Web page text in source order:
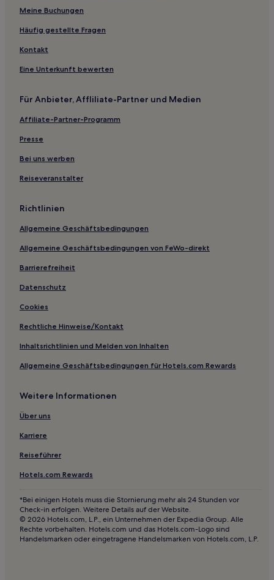
Kalanistra Hotels
Thomaiika Hotels
Kouloúra Hotels
Khalkiánika Hotels
Alestaina Hotels
Panousaiika Hotels
Katholiko Hotels
Voútsimos Hotels
Lakka Hotels
Mintilogli Hotels
Astras Hotels
Veskoukaika Hotels
Áno Zakhloroú Hotels
Kounelaiika Hotels
Bouka Hotels
Hotels nahe Bienenmuseum
Thea Hotels
Patras Hotels
Oasis Hotels
Porovitsa Hotels
Áyios Pandeleḯmon Hotels
Vetaiika Hotels
Kamenianoi Hotels
Aroanía Hotels
Hotels nahe Kloster Mega Spileo
Skioessa Hotels
Tsoukalaíika Hotels
Meine Buchungen
Häufig gestellte Fragen
Kontakt
Eine Unterkunft bewerten
Für Anbieter, Affliliate-Partner und Medien
Affiliate-Partner-Programm
Presse
Bei uns werben
Reiseveranstalter
Richtlinien
Allgemeine Geschäftsbedingungen
Allgemeine Geschäftsbedingungen von FeWo-direkt
Barrierefreiheit
Datenschutz
Cookies
Rechtliche Hinweise/Kontakt
Inhaltsrichtlinien und Melden von Inhalten
Allgemeine Geschäftsbedingungen für Hotels.com Rewards
Weitere Informationen
Über uns
Karriere
Reiseführer
Hotels.com Rewards
*Bei einigen Hotels muss die Stornierung mehr als 24 Stunden vor
Check-in erfolgen. Weitere Details auf der Website.
© 2026 Hotels.com, L.P., ein Unternehmen der Expedia Group. Alle
Rechte vorbehalten. Hotels.com und das Hotels.com-Logo sind
Handelsmarken oder eingetragene Handelsmarken von Hotels.com, L.P.